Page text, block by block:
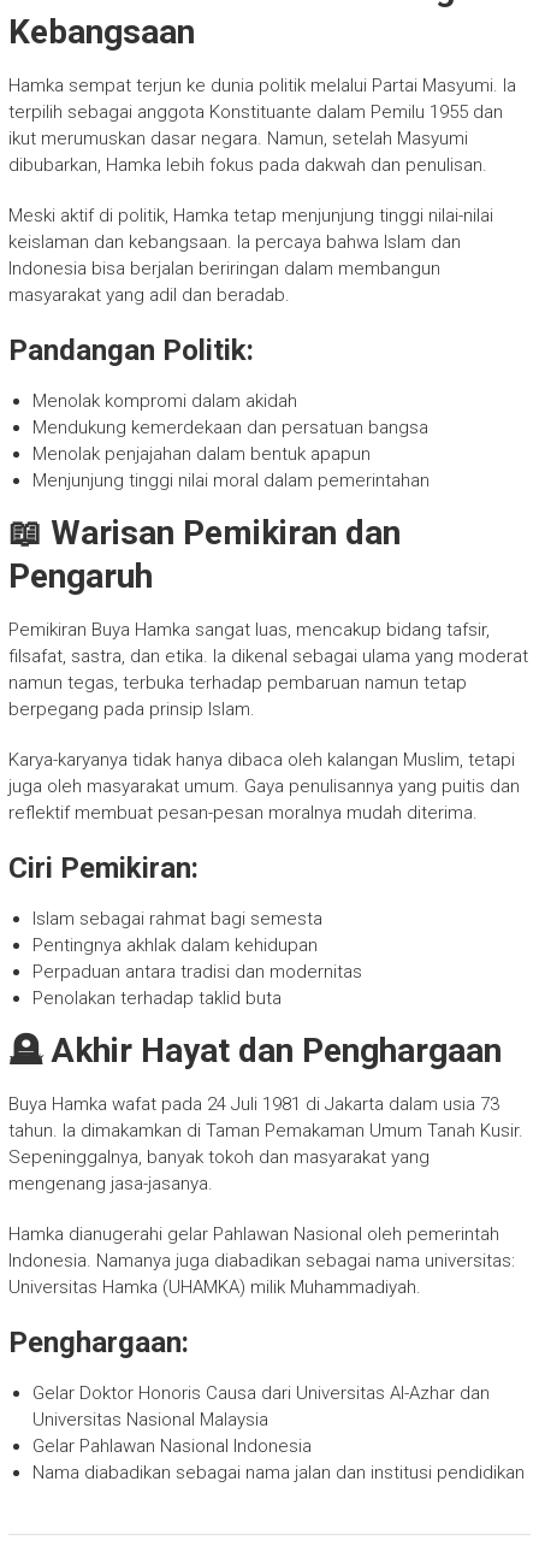
Kebangsaan
Hamka sempat terjun ke dunia politik melalui Partai Masyumi. Ia
terpilih sebagai anggota Konstituante dalam Pemilu 1955 dan
ikut merumuskan dasar negara. Namun, setelah Masyumi
dibubarkan, Hamka lebih fokus pada dakwah dan penulisan.
Meski aktif di politik, Hamka tetap menjunjung tinggi nilai-nilai
keislaman dan kebangsaan. Ia percaya bahwa Islam dan
Indonesia bisa berjalan beriringan dalam membangun
masyarakat yang adil dan beradab.
Pandangan Politik:
Menolak kompromi dalam akidah
Mendukung kemerdekaan dan persatuan bangsa
Menolak penjajahan dalam bentuk apapun
Menjunjung tinggi nilai moral dalam pemerintahan
📖 Warisan Pemikiran dan
Pengaruh
Pemikiran Buya Hamka sangat luas, mencakup bidang tafsir,
filsafat, sastra, dan etika. Ia dikenal sebagai ulama yang moderat
namun tegas, terbuka terhadap pembaruan namun tetap
berpegang pada prinsip Islam.
Karya-karyanya tidak hanya dibaca oleh kalangan Muslim, tetapi
juga oleh masyarakat umum. Gaya penulisannya yang puitis dan
reflektif membuat pesan-pesan moralnya mudah diterima.
Ciri Pemikiran:
Islam sebagai rahmat bagi semesta
Pentingnya akhlak dalam kehidupan
Perpaduan antara tradisi dan modernitas
Penolakan terhadap taklid buta
🪦 Akhir Hayat dan Penghargaan
Buya Hamka wafat pada 24 Juli 1981 di Jakarta dalam usia 73
tahun. Ia dimakamkan di Taman Pemakaman Umum Tanah Kusir.
Sepeninggalnya, banyak tokoh dan masyarakat yang
mengenang jasa-jasanya.
Hamka dianugerahi gelar Pahlawan Nasional oleh pemerintah
Indonesia. Namanya juga diabadikan sebagai nama universitas:
Universitas Hamka (UHAMKA) milik Muhammadiyah.
Penghargaan:
Gelar Doktor Honoris Causa dari Universitas Al-Azhar dan
Universitas Nasional Malaysia
Gelar Pahlawan Nasional Indonesia
Nama diabadikan sebagai nama jalan dan institusi pendidikan